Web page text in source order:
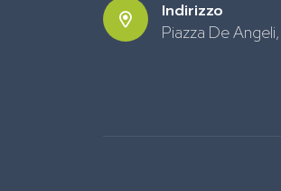
Indirizzo
Piazza De